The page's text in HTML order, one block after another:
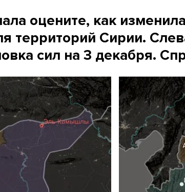
оцените, как
территорий Сирии.
сил на 3 декабря.